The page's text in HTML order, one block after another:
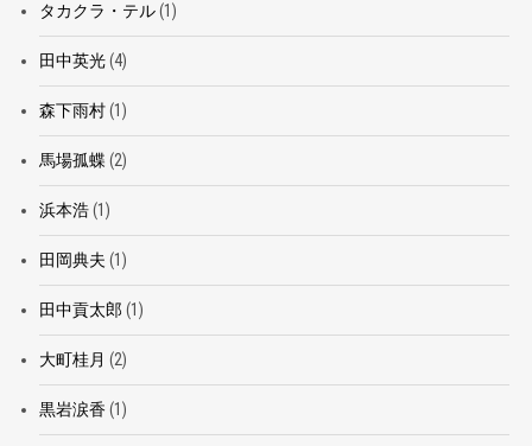
タカクラ・テル(1)
田中英光(4)
森下雨村(1)
馬場孤蝶 (2)
浜本浩(1)
田岡典夫 (1)
田中貢太郎 (1)
大町桂月 (2)
黒岩涙香(1)